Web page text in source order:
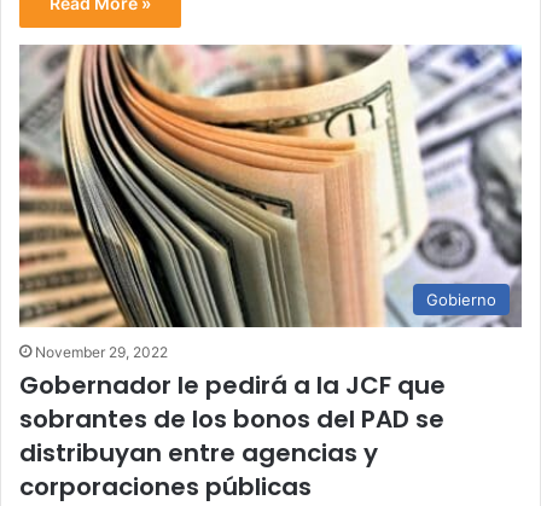
Gobierno
November 29, 2022
Gobernador le pedirá a la JCF que
sobrantes de los bonos del PAD se
distribuyan entre agencias y
corporaciones públicas